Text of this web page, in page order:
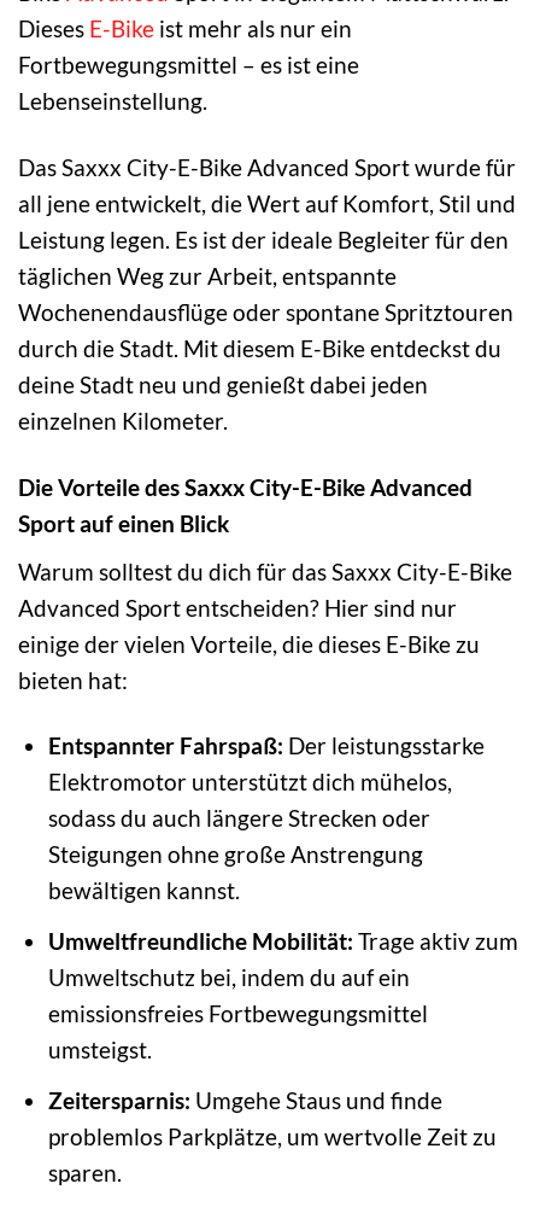
Dieses E-Bike ist mehr als nur ein
Fortbewegungsmittel – es ist eine
Lebenseinstellung.
Das Saxxx City-E-Bike Advanced Sport wurde für
all jene entwickelt, die Wert auf Komfort, Stil und
Leistung legen. Es ist der ideale Begleiter für den
täglichen Weg zur Arbeit, entspannte
Wochenendausflüge oder spontane Spritztouren
durch die Stadt. Mit diesem E-Bike entdeckst du
deine Stadt neu und genießt dabei jeden
einzelnen Kilometer.
Die Vorteile des Saxxx City-E-Bike Advanced
Sport auf einen Blick
Warum solltest du dich für das Saxxx City-E-Bike
Advanced Sport entscheiden? Hier sind nur
einige der vielen Vorteile, die dieses E-Bike zu
bieten hat:
Entspannter Fahrspaß: Der leistungsstarke
Elektromotor unterstützt dich mühelos,
sodass du auch längere Strecken oder
Steigungen ohne große Anstrengung
bewältigen kannst.
Umweltfreundliche Mobilität: Trage aktiv zum
Umweltschutz bei, indem du auf ein
emissionsfreies Fortbewegungsmittel
umsteigst.
Zeitersparnis: Umgehe Staus und finde
problemlos Parkplätze, um wertvolle Zeit zu
sparen.